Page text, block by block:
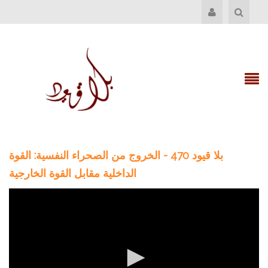
بلا قيود 470 - الخروج من الصحراء النفسية: القوة
الداخلية مقابل القوة الخارجية